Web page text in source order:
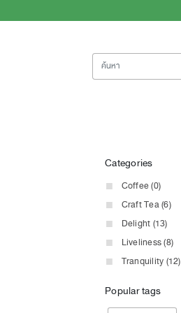
ค้นหา
Categories
Coffee (0)
Craft Tea (6)
Delight (13)
Liveliness (8)
Tranquility (12)
Popular tags